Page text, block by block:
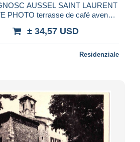
AUSSEL SAINT LAURENT
PHOTO terrasse de café avenue
± 34,57 USD
Residenziale